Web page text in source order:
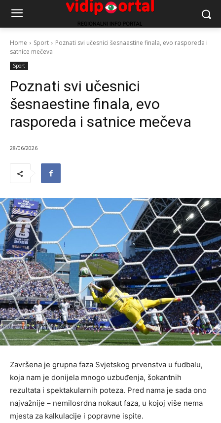
Home Sport
Poznati svi učesnici šesnaestine finala, evo rasporeda i
satnice mečeva
Sport
Poznati svi učesnici
šesnaestine finala, evo
rasporeda i satnice mečeva
28/06/2026
Završena je grupna faza Svjetskog prvenstva u fudbalu,
koja nam je donijela mnogo uzbuđenja, šokantnih
rezultata i spektakularnih poteza. Pred nama je sada ono
najvažnije – nemilosrdna nokaut faza, u kojoj više nema
mjesta za kalkulacije i popravne ispite.